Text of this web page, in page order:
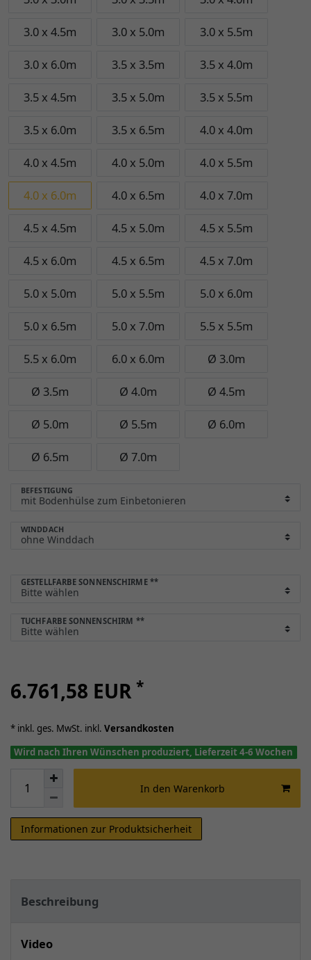
3.0 x 4.5m 3.0 x 5.0m 3.0 x 5.5m
3.0 x 6.0m 3.5 x 3.5m 3.5 x 4.0m
3.5 x 4.5m 3.5 x 5.0m 3.5 x 5.5m
3.5 x 6.0m 3.5 x 6.5m 4.0 x 4.0m
4.0 x 4.5m 4.0 x 5.0m 4.0 x 5.5m
4.0 x 6.0m 4.0 x 6.5m 4.0 x 7.0m
4.5 x 4.5m 4.5 x 5.0m 4.5 x 5.5m
4.5 x 6.0m 4.5 x 6.5m 4.5 x 7.0m
5.0 x 5.0m 5.0 x 5.5m 5.0 x 6.0m
5.0 x 6.5m 5.0 x 7.0m 5.5 x 5.5m
5.5 x 6.0m 6.0 x 6.0m Ø 3.0m
Ø 3.5m Ø 4.0m Ø 4.5m
Ø 5.0m Ø 5.5m Ø 6.0m
Ø 6.5m Ø 7.0m
BEFESTIGUNG
WINDDACH
GESTELLFARBE SONNENSCHIRME **
TUCHFARBE SONNENSCHIRM **
6.761,58 EUR *
* inkl. ges. MwSt. inkl. Versandkosten
Wird nach Ihren Wünschen produziert, Lieferzeit 4-6 Wochen
In den Warenkorb
Informationen zur Produktsicherheit
Beschreibung
Video